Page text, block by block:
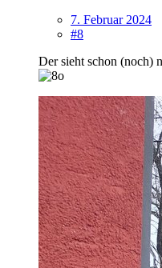
7. Februar 2024
#8
Der sieht schon (noch)